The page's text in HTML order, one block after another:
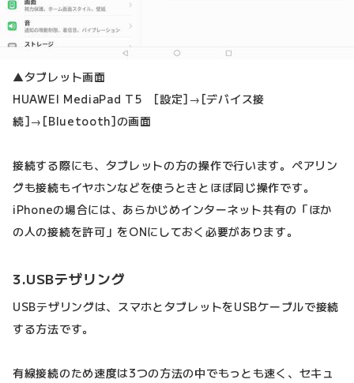
▲タブレット画面
HUAWEI MediaPad T5 [設定]→[デバイス接
続]→[Bluetooth]の画面
接続する際にも、タブレットの方の操作で行います。ペアリン
グも接続もイヤホンなどを使うときとほぼ同じ操作です。
iPhoneの場合には、あらかじめインターネット共有の「ほか
の人の接続を許可」をONにしておく必要があります。
3.USBテザリング
USBテザリングは、スマホとタブレットをUSBケーブルで接続
する方法です。
有線接続のため速度は3つの方法の中でもっとも速く、セキュ